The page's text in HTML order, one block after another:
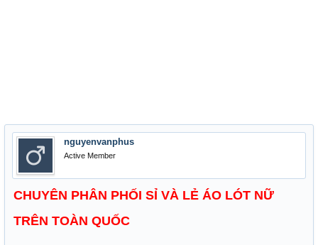
nguyenvanphus
Active Member
CHUYÊN PHÂN PHỐI SỈ VÀ LẺ ÁO LÓT NỮ
TRÊN TOÀN QUỐC